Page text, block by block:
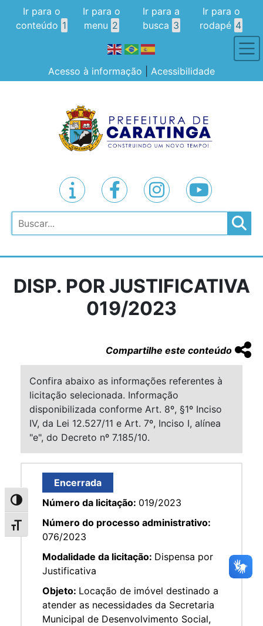
Alternar alto contraste
Alternar tamanho da fonte
Ir para o
conteúdo 1
Ir para o
menu 2
Ir para a
busca 3
Ir para o
rodapé 4
Acesso à informação Acessibilidade
Pesquisar
DISP. POR JUSTIFICATIVA
019/2023
Compartilhe este conteúdo
Confira abaixo as informações referentes à
licitação selecionada. Informação
disponibilizada conforme Art. 8º, §1º Inciso
IV, da Lei 12.527/11 e Art. 7º, Inciso I, alínea
"e", do Decreto nº 7.185/10.
Encerrada
Número da licitação: 019/2023
Número do processo administrativo:
076/2023
Modalidade da licitação: Dispensa por
Justificativa
Objeto: Locação de imóvel destinado a
atender as necessidades da Secretaria
Municipal de Desenvolvimento Social,